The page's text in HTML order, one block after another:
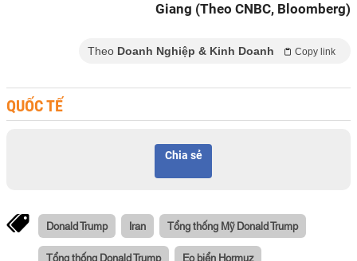
Giang (Theo CNBC, Bloomberg)
Theo Doanh Nghiệp & Kinh Doanh Copy link
QUỐC TẾ
Chia sẻ
Donald Trump Iran Tổng thống Mỹ Donald Trump
Tổng thống Donald Trump Eo biển Hormuz